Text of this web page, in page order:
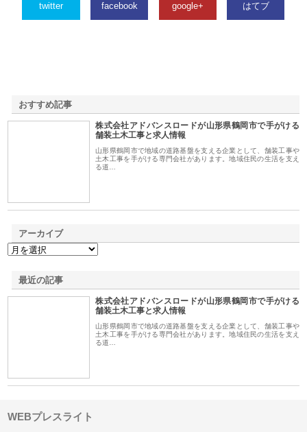
twitter facebook google+ はてブ
おすすめ記事
株式会社アドバンスロードが山形県鶴岡市で手がける
舗装土木工事と求人情報
山形県鶴岡市で地域の道路基盤を支える企業として、舗装工事や
土木工事を手がける専門会社があります。地域住民の生活を支え
る道…
アーカイブ
最近の記事
株式会社アドバンスロードが山形県鶴岡市で手がける
舗装土木工事と求人情報
山形県鶴岡市で地域の道路基盤を支える企業として、舗装工事や
土木工事を手がける専門会社があります。地域住民の生活を支え
る道…
WEBプレスライト